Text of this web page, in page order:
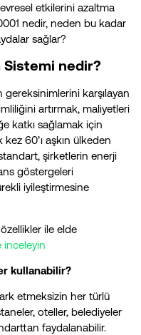
etkilerini azaltma
nedir, neden bu kadar
sağlar?
Sistemi nedir?
gereksinimlerini karşılayan
artırmak, maliyetleri
katkı sağlamak için
60’ı aşkın ülkeden
şirketlerin enerji
göstergeleri
iyileştirmesine
ile elde
inceleyin
kullanabilir?
etmeksizin her türlü
oteller, belediyeler
faydalanabilir.